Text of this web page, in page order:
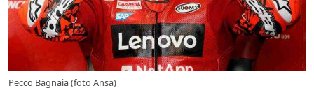
Pecco Bagnaia (foto Ansa)